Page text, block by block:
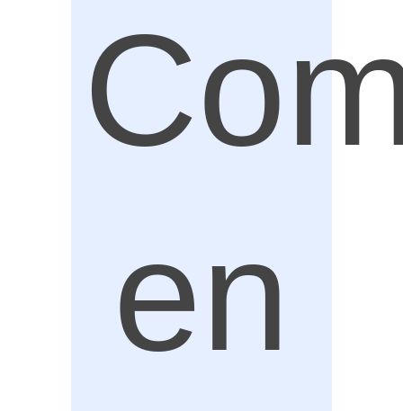
en